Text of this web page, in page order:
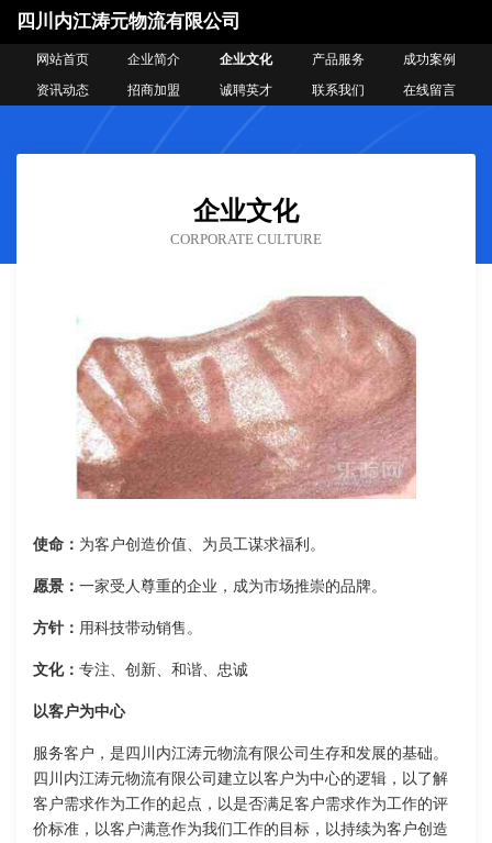
四川内江涛元物流有限公司
网站首页 企业简介 企业文化 产品服务
成功案例
资讯动态
招商加盟 诚聘英才 联系我们 在线留言
企业文化
CORPORATE CULTURE
使命： 为客户创造价值、为员工谋求福利。
愿景： 一家受人尊重的企业，成为市场推崇的品牌。
方针： 用科技带动销售。
文化： 专注、创新、和谐、忠诚
以客户为中心
服务客户，是四川内江涛元物流有限公司生存和发展的基础。
四川内江涛元物流有限公司建立以客户为中心的逻辑，以了解
客户需求作为工作的起点，以是否满足客户需求作为工作的评
价标准，以客户满意作为我们工作的目标，以持续为客户创造